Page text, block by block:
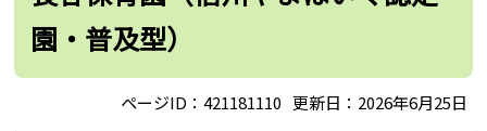
園・普及型）
ページID：421181110 更新日：2026年6月25日